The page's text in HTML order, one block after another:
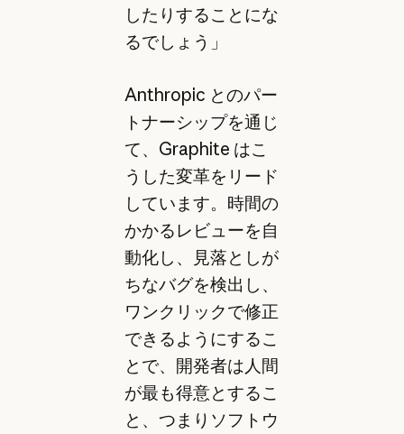
したりすることにな
るでしょう」
Anthropic とのパー
トナーシップを通じ
て、Graphite はこ
うした変革をリード
しています。時間の
かかるレビューを自
動化し、見落としが
ちなバグを検出し、
ワンクリックで修正
できるようにするこ
とで、開発者は人間
が最も得意とするこ
と、つまりソフトウ